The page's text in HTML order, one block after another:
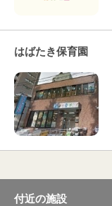
はばたき保育園
付近の施設